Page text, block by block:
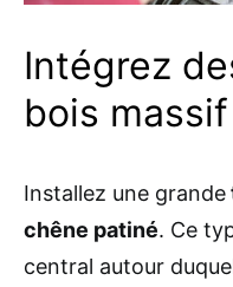
Intégrez
bois
Installez une grande
chêne patiné. Ce
central autour